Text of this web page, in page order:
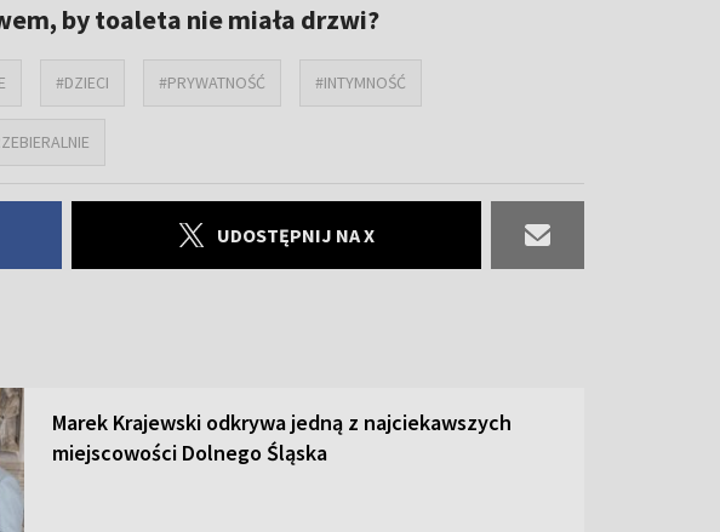
by toaleta nie miała drzwi?
#DZIECI #PRYWATNOŚĆ #INTYMNOŚĆ
UDOSTĘPNIJ NA X
Marek Krajewski odkrywa jedną z najciekawszych
miejscowości Dolnego Śląska